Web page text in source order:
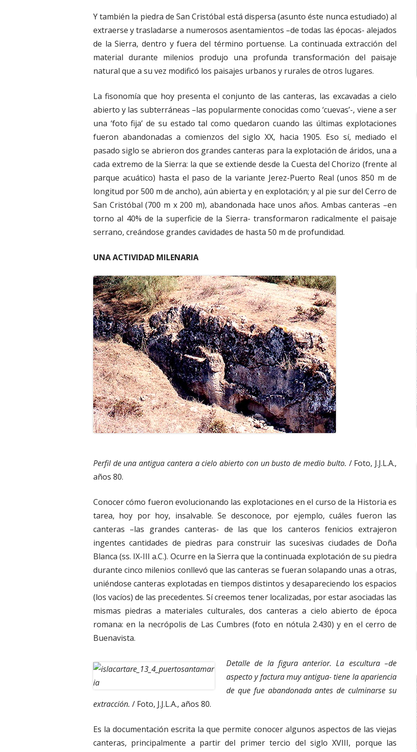
Y también la piedra de San Cristóbal está dispersa (asunto éste nunca estudiado) al
extraerse y trasladarse a numerosos asentamientos –de todas las épocas- alejados
de la Sierra, dentro y fuera del término portuense. La continuada extracción del
material durante milenios produjo una profunda transformación del paisaje
natural que a su vez modificó los paisajes urbanos y rurales de otros lugares.
La fisonomía que hoy presenta el conjunto de las canteras, las excavadas a cielo
abierto y las subterráneas –las popularmente conocidas como ‘cuevas’-, viene a ser
una ‘foto fija’ de su estado tal como quedaron cuando las últimas explotaciones
fueron abandonadas a comienzos del siglo XX, hacia 1905. Eso sí, mediado el
pasado siglo se abrieron dos grandes canteras para la explotación de áridos, una a
cada extremo de la Sierra: la que se extiende desde la Cuesta del Chorizo (frente al
parque acuático) hasta el paso de la variante Jerez-Puerto Real (unos 850 m de
longitud por 500 m de ancho), aún abierta y en explotación; y al pie sur del Cerro de
San Cristóbal (700 m x 200 m), abandonada hace unos años. Ambas canteras –en
torno al 40% de la superficie de la Sierra- transformaron radicalmente el paisaje
serrano, creándose grandes cavidades de hasta 50 m de profundidad.
UNA ACTIVIDAD MILENARIA
Perfil de una antigua cantera a cielo abierto con un busto de medio bulto. / Foto, J.J.L.A.,
años 80.
Conocer cómo fueron evolucionando las explotaciones en el curso de la Historia es
tarea, hoy por hoy, insalvable. Se desconoce, por ejemplo, cuáles fueron las
canteras –las grandes canteras- de las que los canteros fenicios extrajeron
ingentes cantidades de piedras para construir las sucesivas ciudades de Doña
Blanca (ss. IX-III a.C.). Ocurre en la Sierra que la continuada explotación de su piedra
durante cinco milenios conllevó que las canteras se fueran solapando unas a otras,
uniéndose canteras explotadas en tiempos distintos y desapareciendo los espacios
(los vacíos) de las precedentes. Sí creemos tener localizadas, por estar asociadas las
mismas piedras a materiales culturales, dos canteras a cielo abierto de época
romana: en la necrópolis de Las Cumbres (foto en nótula 2.430) y en el cerro de
Buenavista.
Detalle de la figura anterior. La escultura –de
aspecto y factura muy antigua- tiene la apariencia
de que fue abandonada antes de culminarse su
extracción. / Foto, J.J.L.A., años 80.
Es la documentación escrita la que permite conocer algunos aspectos de las viejas
canteras, principalmente a partir del primer tercio del siglo XVIII, porque las